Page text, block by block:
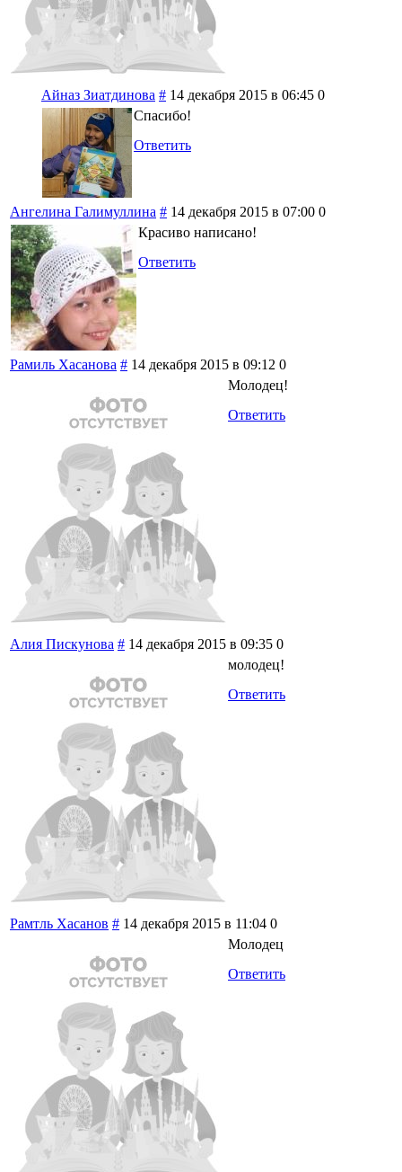
Айназ Зиатдинова # 14 декабря 2015 в 06:45 0
Спасибо!
Ответить
Ангелина Галимуллина # 14 декабря 2015 в 07:00 0
Красиво написано!
Ответить
Рамиль Хасанова # 14 декабря 2015 в 09:12 0
Молодец!
Ответить
Алия Пискунова # 14 декабря 2015 в 09:35 0
молодец!
Ответить
Рамтль Хасанов # 14 декабря 2015 в 11:04 0
Молодец
Ответить